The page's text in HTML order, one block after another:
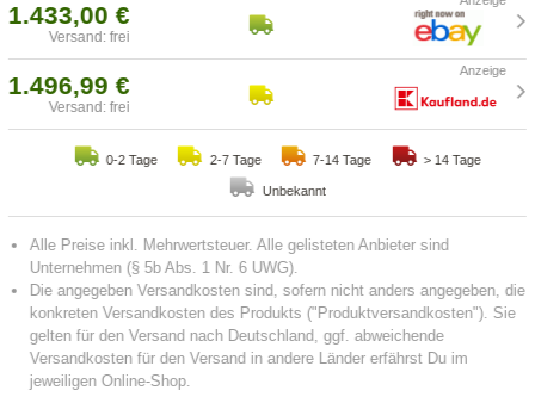
1.433,00 €
Versand: frei
1.496,99 €
Versand: frei
0-2 Tage 2-7 Tage 7-14 Tage > 14 Tage
Unbekannt